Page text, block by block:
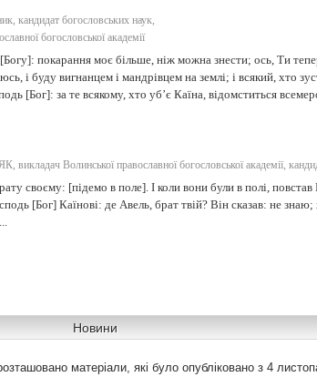
кандидат богословських наук,
богословської академії
покарання моє більше, ніж можна знести; ось, Ти
і буду вигнанцем і мандрівцем на землі; і всякий, хто
[Бог]: за те всякому, хто уб’є Каїна, відомститься
Волинської православної богословської академії,
своєму: [підемо в поле]. І коли вони були в полі,
[Бог] Каїнові: де Авель, брат твій? Він сказав: не
Новини
матеріали, які було опубліковано з 4